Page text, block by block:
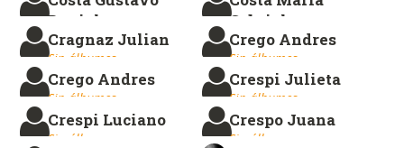
Daniel
Sin álbumes.
Gabriela
Sin álbumes.
Cragnaz Julian
Sin álbumes.
Crego Andres
Sin álbumes.
Crego Andres
Sin álbumes.
Crespi Julieta
Sin álbumes.
Crespi Luciano
Sin álbumes.
Crespo Juana
Sin álbumes.